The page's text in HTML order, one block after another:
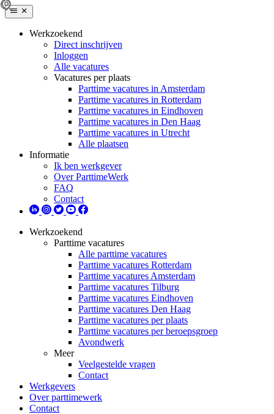
Werkzoekend
Direct inschrijven
Inloggen
Alle vacatures
Vacatures per plaats
Parttime vacatures in Amsterdam
Parttime vacatures in Rotterdam
Parttime vacatures in Eindhoven
Parttime vacatures in Den Haag
Parttime vacatures in Utrecht
Alle plaatsen
Informatie
Ik ben werkgever
Over ParttimeWerk
FAQ
Contact
Werkzoekend
Parttime vacatures
Alle parttime vacatures
Parttime vacatures Rotterdam
Parttime vacatures Amsterdam
Parttime vacatures Tilburg
Parttime vacatures Eindhoven
Parttime vacatures Den Haag
Parttime vacatures per plaats
Parttime vacatures per beroepsgroep
Avondwerk
Meer
Veelgestelde vragen
Contact
Werkgevers
Over parttimewerk
Contact